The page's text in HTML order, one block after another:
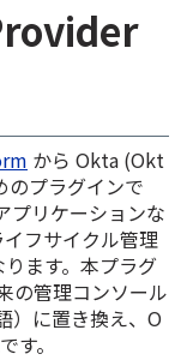
から Okta (Okt
プラグインで
プリケーションな
フサイクル管理
ります。本プラグ
の管理コンソール
）に置き換え、O
す。